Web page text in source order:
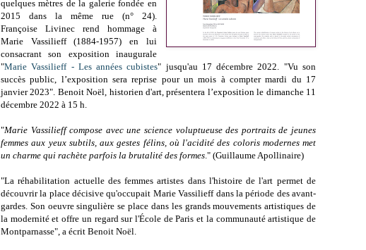
quelques mètres de la galerie fondée en
2015 dans la même rue (n° 24).
Françoise Livinec rend hommage à
Marie Vassilieff (1884-1957) en lui
consacrant son exposition inaugurale
"Marie Vassilieff - Les années cubistes" jusqu'au 17 décembre 2022. "Vu son
succès public, l’exposition sera reprise pour un mois à compter mardi du 17
janvier 2023". Benoit Noël, historien d'art, présentera l’exposition le dimanche 11
décembre 2022 à 15 h.
"Marie Vassilieff compose avec une science voluptueuse des portraits de jeunes
femmes aux yeux subtils, aux gestes félins, où l'acidité des coloris modernes met
un charme qui rachète parfois la brutalité des formes." (Guillaume Apollinaire)
"La réhabilitation actuelle des femmes artistes dans l'histoire de l'art permet de
découvrir la place décisive qu'occupait Marie Vassilieff dans la période des avant-
gardes. Son oeuvre singulière se place dans les grands mouvements artistiques de
la modernité et offre un regard sur l'École de Paris et la communauté artistique de
Montparnasse", a écrit Benoit Noël.